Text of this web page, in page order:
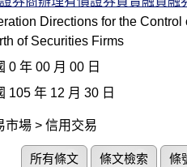
Directions for the
of Securities Firms
0 年 00 月 00 日
105 年 12 月 30 日
市場 > 信用交易
所有條文 條文檢索 條